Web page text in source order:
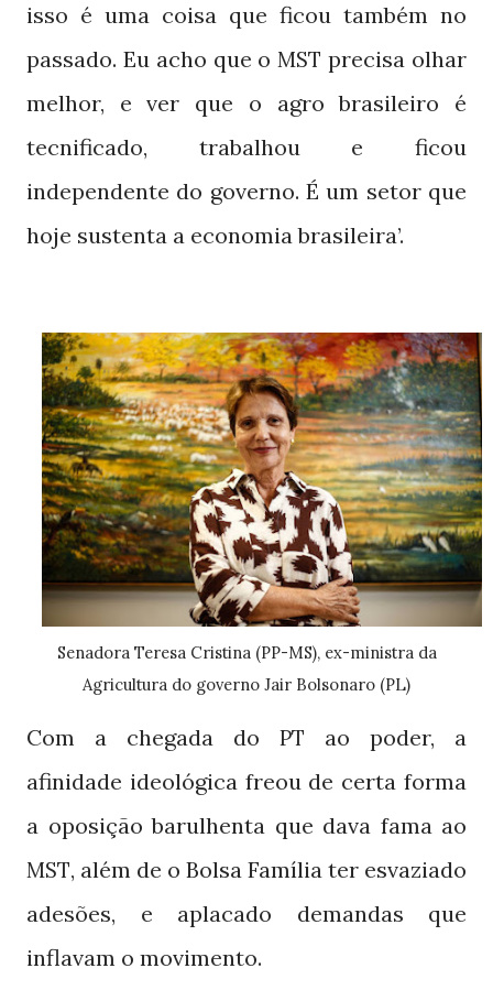
isso é uma coisa que ficou também no
passado. Eu acho que oMST precisa olhar
melhor, e ver que o agro brasileiro é
tecnificado, trabalhou e ficou
independente do governo. É um setor que
hoje sustenta a economia brasileira’.
Senadora Teresa Cristina (PP-MS), ex-ministra da
Agricultura do governo Jair Bolsonaro (PL)
Com a chegada do PT ao poder, a
afinidade ideológica freou de certa forma
a oposição barulhenta que dava fama ao
MST, além de o Bolsa Família ter esvaziado
adesões, e aplacado demandas que
inflavam o movimento.